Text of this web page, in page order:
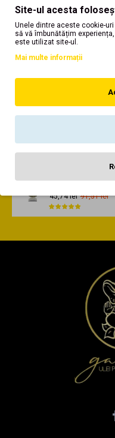
Cele mai vizualizate
45,74 lei 91,51 lei
Site-ul acesta
Unele dintre aceste cookie-
să vă îmbunătățim
este utilizat site-ul.
Mai multe informații